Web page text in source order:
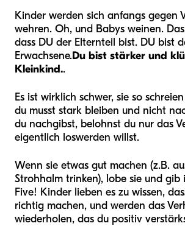
Kinder werden sich anfangs gegen
wehren. Oh, und Babys weinen.
dass DU der Elternteil bist. DU bist
Erwachsene.Du bist stärker und
Kleinkind..
Es ist wirklich schwer, sie so
du musst stark bleiben und nicht
du nachgibst, belohnst du nur das
eigentlich loswerden willst.
Wenn sie etwas gut machen (z.B.
Strohhalm trinken), lobe sie und
Five! Kinder lieben es zu wissen,
richtig machen, und werden das
wiederholen, das du positiv